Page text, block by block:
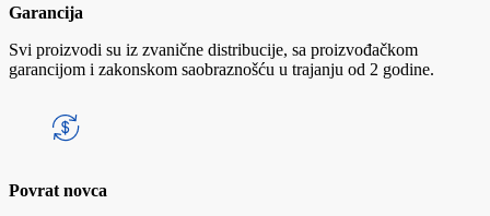
Garancija
Svi proizvodi su iz zvanične distribucije, sa proizvođačkom
garancijom i zakonskom saobraznošću u trajanju od 2 godine.
Povrat novca